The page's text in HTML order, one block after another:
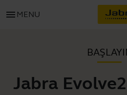
menu MENU
Jabra